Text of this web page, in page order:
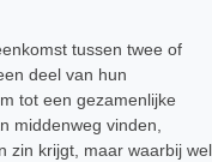
tussen twee of
deel van hun
tot een gezamenlijke
middenweg vinden,
zin krijgt, maar waarbij wel